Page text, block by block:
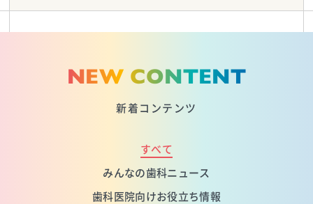
NEW CONTENT
新着コンテンツ
すべて
みんなの歯科ニュース
歯科医院向けお役立ち情報